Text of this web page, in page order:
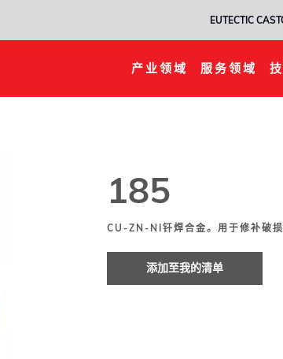
EUTECTIC
产业领域 服务领域
185
CU-ZN-NI钎焊合金。用于修补破
添加至我的清单